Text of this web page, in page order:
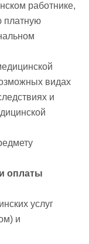
работнике,
платную
видах
и
оплаты
услуг
и